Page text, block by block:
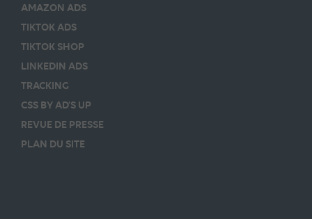
AMAZON ADS
TIKTOK ADS
TIKTOK SHOP
LINKEDIN ADS
TRACKING
CSS BY AD’S UP
REVUE DE PRESSE
PLAN DU SITE